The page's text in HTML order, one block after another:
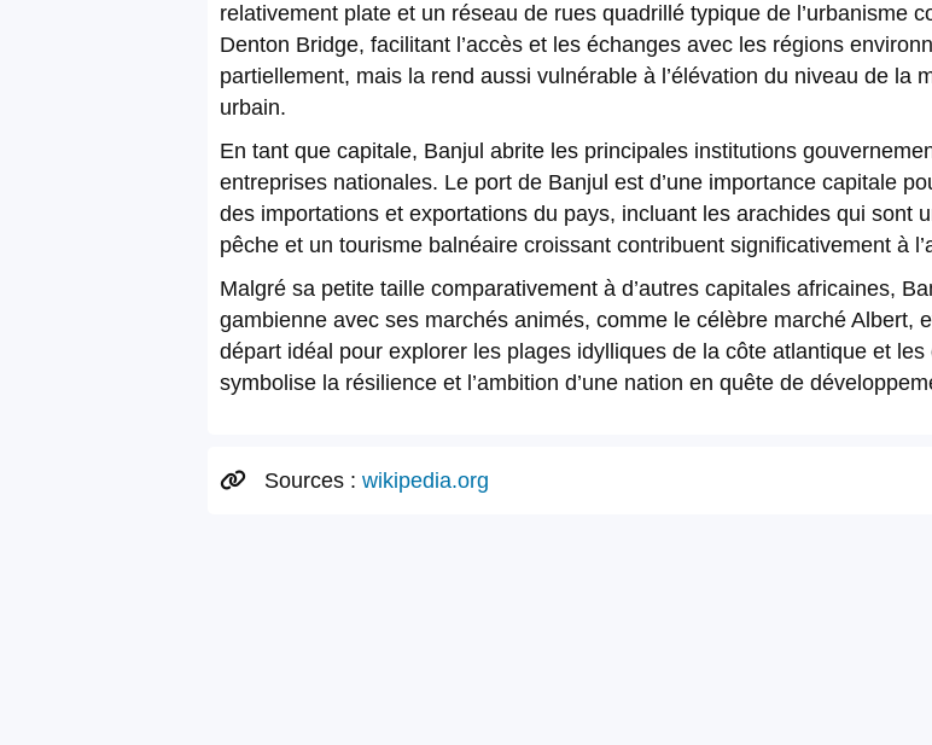
relativement plate et un réseau de rues quadrillé typique de l’urbanisme
Denton Bridge, facilitant l’accès et les échanges avec les régions
partiellement, mais la rend aussi vulnérable à l’élévation du niveau de la
urbain.
En tant que capitale, Banjul abrite les principales institutions
entreprises nationales. Le port de Banjul est d’une importance capitale
des importations et exportations du pays, incluant les arachides qui sont
pêche et un tourisme balnéaire croissant contribuent significativement à
Malgré sa petite taille comparativement à d’autres capitales africaines,
gambienne avec ses marchés animés, comme le célèbre marché Albert,
départ idéal pour explorer les plages idylliques de la côte atlantique et
symbolise la résilience et l’ambition d’une nation en quête de
Sources : wikipedia.org